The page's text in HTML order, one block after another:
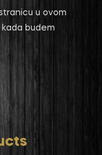
u ovom
budem